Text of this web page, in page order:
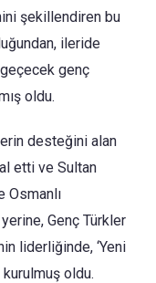
şekillendiren bu
ileride
genç
oldu.
desteğini alan
etti ve Sultan
Osmanlı
Genç Türkler
liderliğinde, ‘Yeni
kurulmuş oldu.